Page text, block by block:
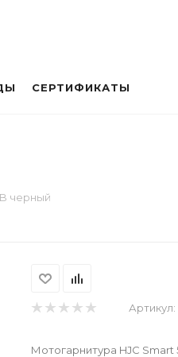
СЕРТИФИКАТЫ
черный
Артикул:
Мотогарнитура HJC